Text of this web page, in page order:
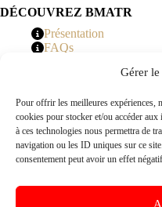
Gérer
Pour offrir les meilleures expériences,
cookies pour stocker et/ou accéder
à ces technologies nous permettra de
navigation ou les ID uniques sur ce
consentement peut avoir un effet
DÉCOUVREZ BMATR
Présentation
FAQs
© 2026 BMATR® — Tous